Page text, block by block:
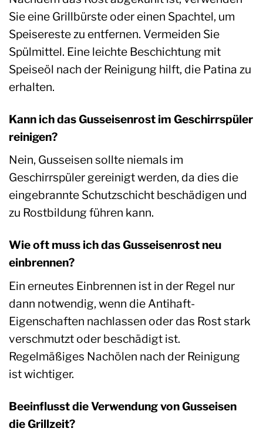
Sie eine Grillbürste oder einen Spachtel, um
Speisereste zu entfernen. Vermeiden Sie
Spülmittel. Eine leichte Beschichtung mit
Speiseöl nach der Reinigung hilft, die Patina zu
erhalten.
Kann ich das Gusseisenrost im Geschirrspüler
reinigen?
Nein, Gusseisen sollte niemals im
Geschirrspüler gereinigt werden, da dies die
eingebrannte Schutzschicht beschädigen und
zu Rostbildung führen kann.
Wie oft muss ich das Gusseisenrost neu
einbrennen?
Ein erneutes Einbrennen ist in der Regel nur
dann notwendig, wenn die Antihaft-
Eigenschaften nachlassen oder das Rost stark
verschmutzt oder beschädigt ist.
Regelmäßiges Nachölen nach der Reinigung
ist wichtiger.
Beeinflusst die Verwendung von Gusseisen
die Grillzeit?